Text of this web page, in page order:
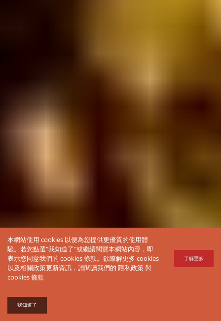
本網站使用 cookies 以便為您提供更優質的使用體
驗。若您點選"我知道了"或繼續閱覽本網站內容，即
表示您同意我們的 cookies 條款。欲瞭解更多 cookies
以及相關政策更新資訊，請閱讀我們的 隱私政策與
cookies 條款
了解更多
我知道了